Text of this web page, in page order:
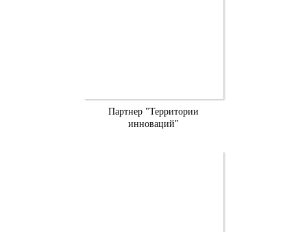
Партнер "Территории
инноваций"